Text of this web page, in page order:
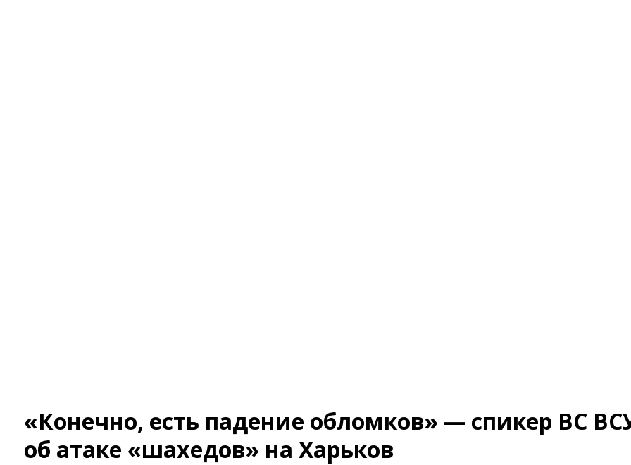
«Конечно, есть падение обломков» — спикер ВС
об атаке «шахедов» на Харьков